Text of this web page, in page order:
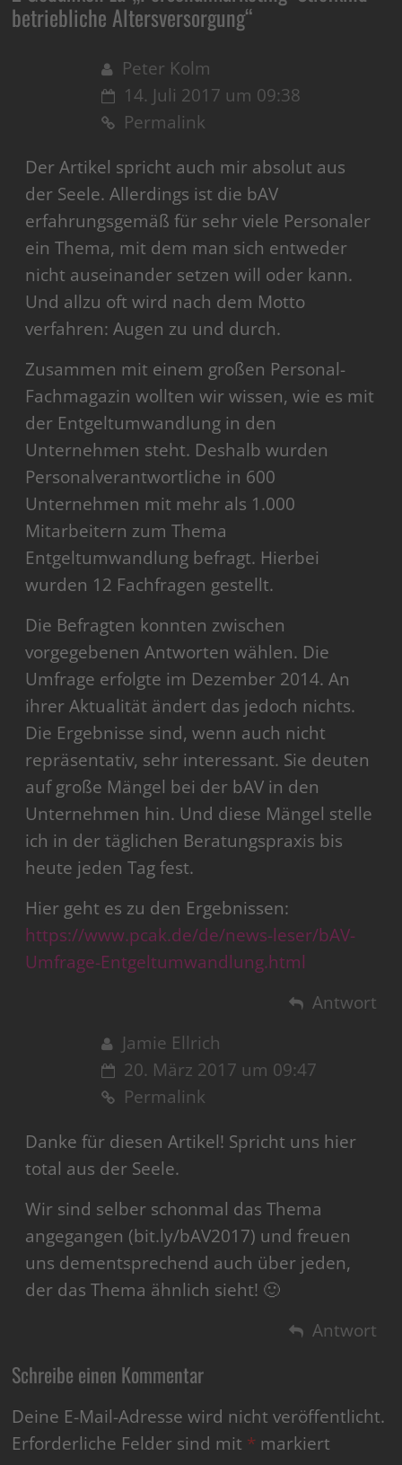
betriebliche Altersversorgung“
Peter Kolm
14. Juli 2017 um 09:38
Permalink
Der Artikel spricht auch mir absolut aus
der Seele. Allerdings ist die bAV
erfahrungsgemäß für sehr viele Personaler
ein Thema, mit dem man sich entweder
nicht auseinander setzen will oder kann.
Und allzu oft wird nach dem Motto
verfahren: Augen zu und durch.
Zusammen mit einem großen Personal-
Fachmagazin wollten wir wissen, wie es mit
der Entgeltumwandlung in den
Unternehmen steht. Deshalb wurden
Personalverantwortliche in 600
Unternehmen mit mehr als 1.000
Mitarbeitern zum Thema
Entgeltumwandlung befragt. Hierbei
wurden 12 Fachfragen gestellt.
Die Befragten konnten zwischen
vorgegebenen Antworten wählen. Die
Umfrage erfolgte im Dezember 2014. An
ihrer Aktualität ändert das jedoch nichts.
Die Ergebnisse sind, wenn auch nicht
repräsentativ, sehr interessant. Sie deuten
auf große Mängel bei der bAV in den
Unternehmen hin. Und diese Mängel stelle
ich in der täglichen Beratungspraxis bis
heute jeden Tag fest.
Hier geht es zu den Ergebnissen:
https://www.pcak.de/de/news-leser/bAV-
Umfrage-Entgeltumwandlung.html
Antwort
Jamie Ellrich
20. März 2017 um 09:47
Permalink
Danke für diesen Artikel! Spricht uns hier
total aus der Seele.
Wir sind selber schonmal das Thema
angegangen (bit.ly/bAV2017) und freuen
uns dementsprechend auch über jeden,
der das Thema ähnlich sieht! 🙂
Antwort
Schreibe einen Kommentar
Deine E-Mail-Adresse wird nicht veröffentlicht.
Erforderliche Felder sind mit * markiert